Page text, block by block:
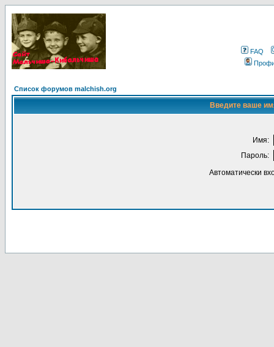
FAQ
Список форумов malchish.org
Введите ваше
Имя:
Пароль:
Автоматически